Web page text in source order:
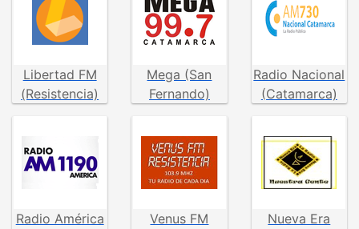
Libertad FM
(Resistencia)
Mega (San
Fernando)
Radio Nacional
(Catamarca)
Radio América
Venus FM
Nueva Era